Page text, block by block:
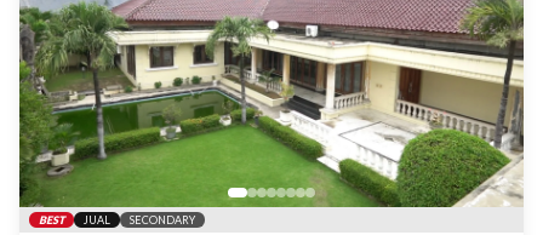
BEST JUAL SECONDARY